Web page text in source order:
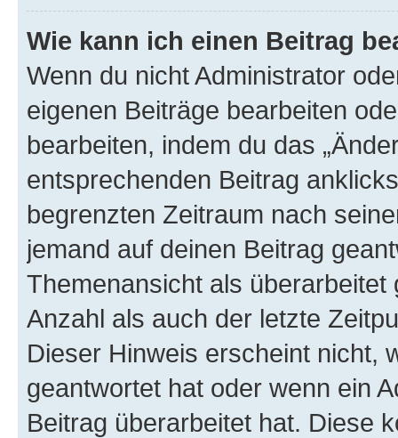
Wie kann ich einen Beitrag
Wenn du nicht Administrator
eigenen Beiträge bearbeiten
bearbeiten, indem du das
entsprechenden Beitrag
begrenzten Zeitraum nach
jemand auf deinen Beitrag
Themenansicht als
Anzahl als auch der letzte
Dieser Hinweis erscheint nicht,
geantwortet hat oder wenn ein
Beitrag überarbeitet hat. Diese